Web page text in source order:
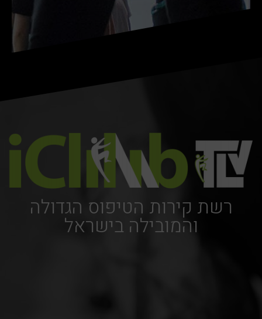
רשת קירות הטיפוס הגדולה
והמובילה בישראל